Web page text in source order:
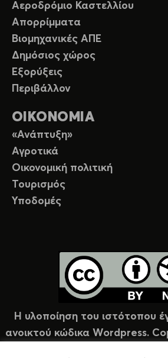
Αεροδρόμιο Καστελλίου
Απορρίμματα
Βιομηχανικές ΑΠΕ
Δημόσιος χώρος
Εξορύξεις
Περιβάλλον
ΟΙΚΟΝΟΜΙΑ
«Ανάπτυξη»
Αγροτικά
Οικονομική πολιτική
Τουρισμός
Υποδομές
Η υλοποίηση του ιστότοπου
ανοικτού κώδικα Wordpress.